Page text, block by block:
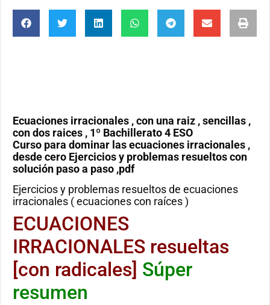
Ecuaciones irracionales , con una raiz , sencillas ,
con dos raices , 1º Bachillerato 4 ESO
Curso para dominar las ecuaciones irracionales ,
desde cero Ejercicios y problemas resueltos con
solución paso a paso ,pdf
Ejercicios y problemas resueltos de ecuaciones
irracionales ( ecuaciones con raíces )
ECUACIONES
IRRACIONALES resueltas
[con radicales] Súper
resumen